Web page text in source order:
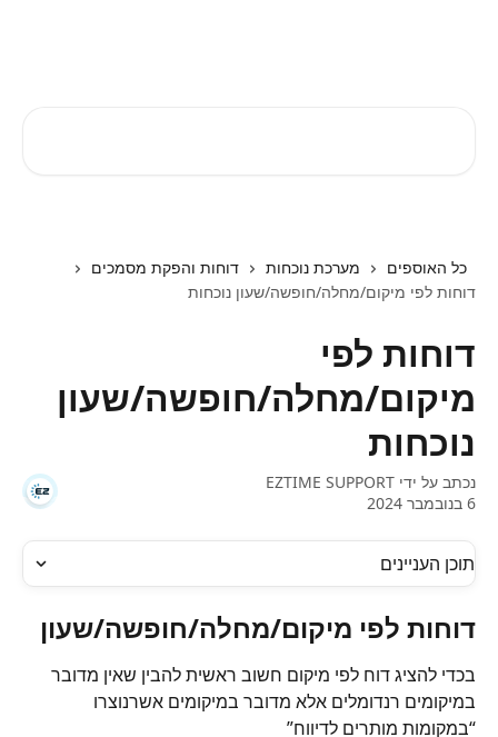
כל האוספים מערכת נוכחות
דוחות והפקת מסמכים
דוחות לפי מיקום/מחלה/חופשה/שעון​ נוכחות
דוחות לפי
מיקום/מחלה/חופשה/שעון​
נוכחות
נכתב על ידי EZTIME SUPPORT
6 בנובמבר 2024
תוכן העניינים
דוחות לפי מיקום/מחלה/חופשה/שעון
בכדי להציג דוח לפי מיקום חשוב ראשית להבין שאין מדובר
במיקומים רנדומלים אלא מדובר במיקומים אשרנוצרו
“במקומות מותרים לדיווח”